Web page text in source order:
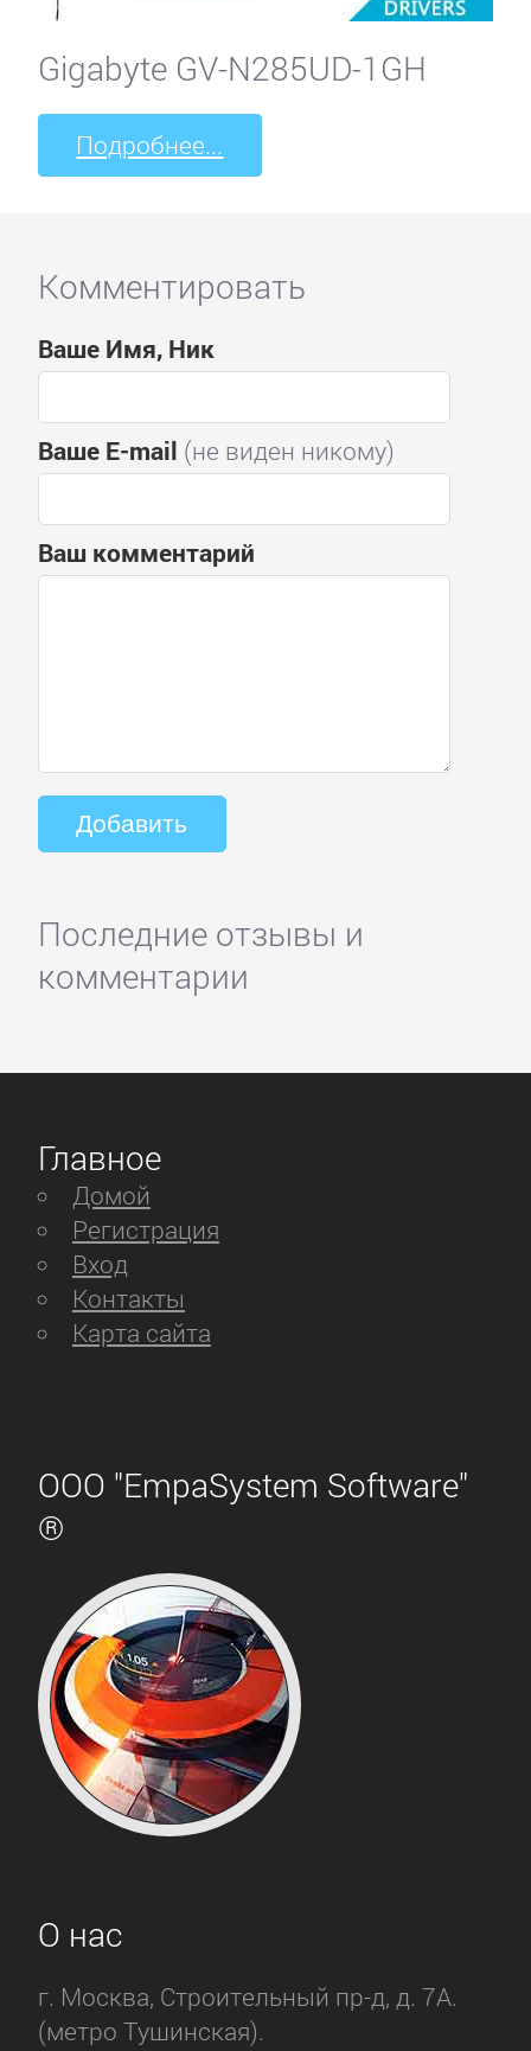
Gigabyte GV-N285UD-1GH
Подробнее...
Комментировать
Ваше Имя, Ник
Ваше E-mail (не виден никому)
Ваш комментарий
Последние отзывы и
комментарии
Главное
Домой
Регистрация
Вход
Контакты
Карта сайта
ООО "EmpaSystem Software"
®
О нас
г. Москва, Строительный пр-д, д. 7А.
(метро Тушинская).